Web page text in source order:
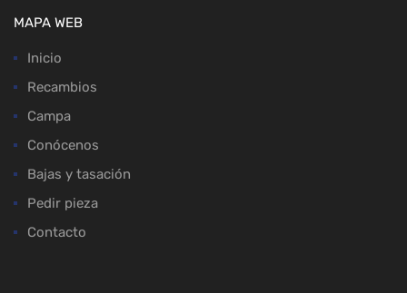
MAPA WEB
Inicio
Recambios
Campa
Conócenos
Bajas y tasación
Pedir pieza
Contacto